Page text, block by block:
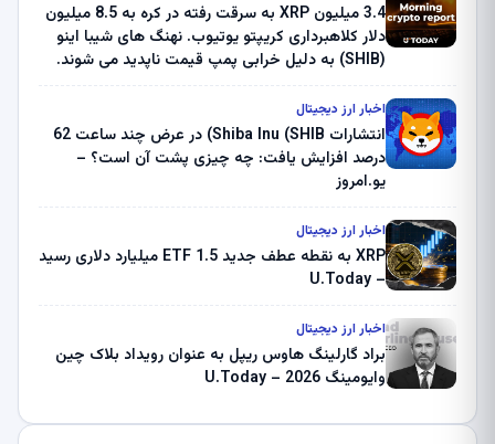
3.4 میلیون XRP به سرقت رفته در کره به 8.5 میلیون
دلار کلاهبرداری کریپتو یوتیوب. نهنگ های شیبا اینو
(SHIB) به دلیل خرابی پمپ قیمت ناپدید می شوند.
ثبت کرد – گزارش کریپتو صبح – U.Today
اخبار ارز دیجیتال
انتشارات Shiba Inu (SHIB) در عرض چند ساعت 62
درصد افزایش یافت: چه چیزی پشت آن است؟ –
یو.امروز
اخبار ارز دیجیتال
XRP به نقطه عطف جدید ETF 1.5 میلیارد دلاری رسید
– U.Today
اخبار ارز دیجیتال
براد گارلینگ هاوس ریپل به عنوان رویداد بلاک چین
وایومینگ 2026 – U.Today